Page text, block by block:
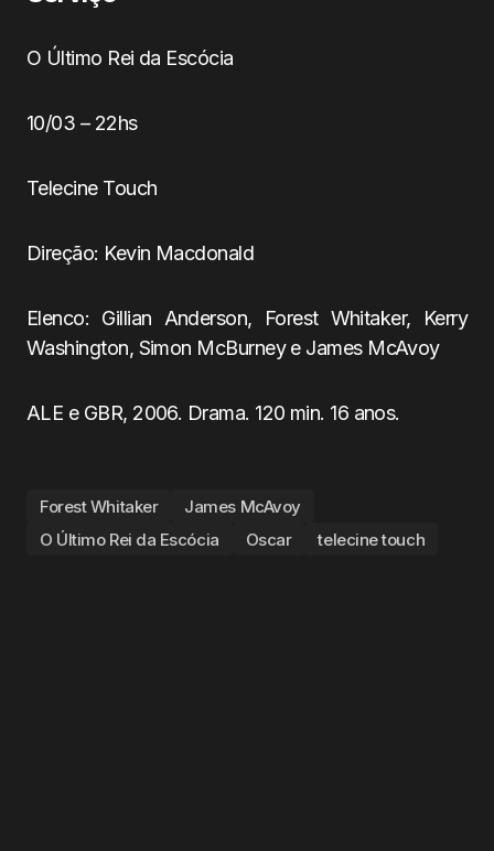
O Último Rei da Escócia
10/03 – 22hs
Telecine Touch
Direção: Kevin Macdonald
Elenco: Gillian Anderson, Forest Whitaker, Kerry
Washington, Simon McBurney e James McAvoy
ALE e GBR, 2006. Drama. 120 min. 16 anos.
Forest Whitaker
James McAvoy
O Último Rei da Escócia
Oscar telecine touch